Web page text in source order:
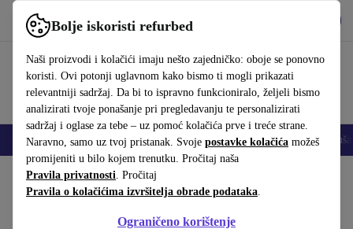
Bolje iskoristi refurbed
Naši proizvodi i kolačići imaju nešto zajedničko: oboje se ponovno
koristi. Ovi potonji uglavnom kako bismo ti mogli prikazati
relevantniji sadržaj. Da bi to ispravno funkcioniralo, željeli bismo
analizirati tvoje ponašanje pri pregledavanju te personalizirati
sadržaj i oglase za tebe – uz pomoć kolačića prve i treće strane.
Naravno, samo uz tvoj pristanak. Svoje postavke kolačića možeš
promijeniti u bilo kojem trenutku. Pročitaj naša
Pravila privatnosti. Pročitaj
Pravila o kolačićima izvršitelja obrade podataka.
Ograničeno korištenje
Koristi refurbed brzo i jednostavno
Mobiteli Prijenosna računala Tableti Pametni satovi Dodaci
Početna stranica